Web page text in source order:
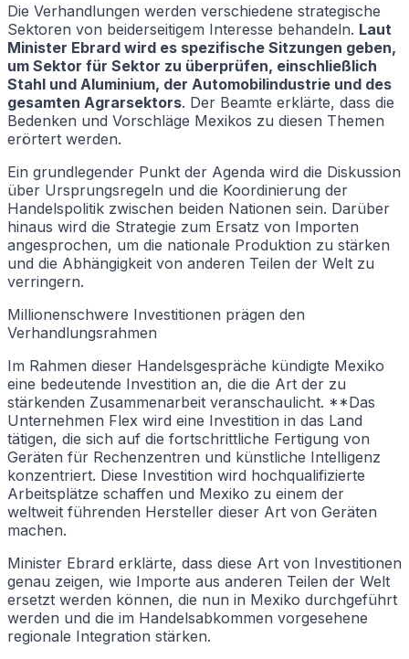
Die Verhandlungen werden verschiedene strategische
Sektoren von beiderseitigem Interesse behandeln. Laut
Minister Ebrard wird es spezifische Sitzungen geben,
um Sektor für Sektor zu überprüfen, einschließlich
Stahl und Aluminium, der Automobilindustrie und des
gesamten Agrarsektors. Der Beamte erklärte, dass die
Bedenken und Vorschläge Mexikos zu diesen Themen
erörtert werden.
Ein grundlegender Punkt der Agenda wird die Diskussion
über Ursprungsregeln und die Koordinierung der
Handelspolitik zwischen beiden Nationen sein. Darüber
hinaus wird die Strategie zum Ersatz von Importen
angesprochen, um die nationale Produktion zu stärken
und die Abhängigkeit von anderen Teilen der Welt zu
verringern.
Millionenschwere Investitionen prägen den
Verhandlungsrahmen
Im Rahmen dieser Handelsgespräche kündigte Mexiko
eine bedeutende Investition an, die die Art der zu
stärkenden Zusammenarbeit veranschaulicht. **Das
Unternehmen Flex wird eine Investition in das Land
tätigen, die sich auf die fortschrittliche Fertigung von
Geräten für Rechenzentren und künstliche Intelligenz
konzentriert. Diese Investition wird hochqualifizierte
Arbeitsplätze schaffen und Mexiko zu einem der
weltweit führenden Hersteller dieser Art von Geräten
machen.
Minister Ebrard erklärte, dass diese Art von Investitionen
genau zeigen, wie Importe aus anderen Teilen der Welt
ersetzt werden können, die nun in Mexiko durchgeführt
werden und die im Handelsabkommen vorgesehene
regionale Integration stärken.